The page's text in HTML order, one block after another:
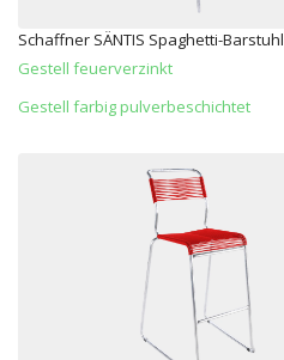
Schaffner SÄNTIS Spaghetti-Barstuhl
Gestell feuerverzinkt
Gestell farbig pulverbeschichtet